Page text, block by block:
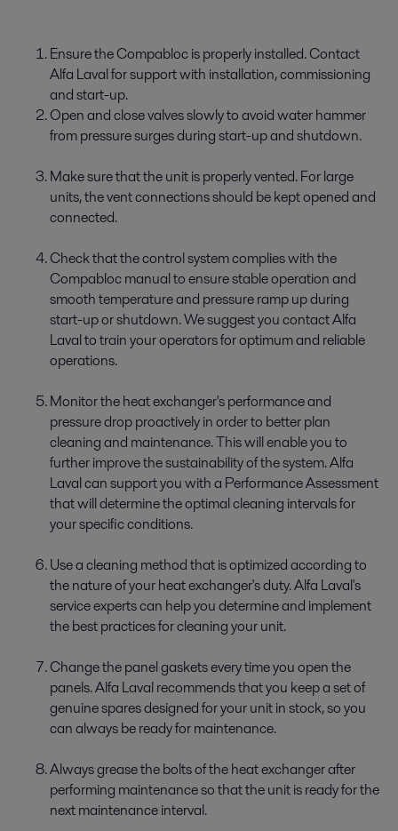
Ensure the Compabloc is properly installed. Contact
Alfa Laval for support with installation, commissioning
and start-up.
Open and close valves slowly to avoid water hammer
from pressure surges during start-up and shutdown.
Make sure that the unit is properly vented. For large
units, the vent connections should be kept opened and
connected.
Check that the control system complies with the
Compabloc manual to ensure stable operation and
smooth temperature and pressure ramp up during
start-up or shutdown. We suggest you contact Alfa
Laval to train your operators for optimum and reliable
operations.
Monitor the heat exchanger's performance and
pressure drop proactively in order to better plan
cleaning and maintenance. This will enable you to
further improve the sustainability of the system. Alfa
Laval can support you with a Performance Assessment
that will determine the optimal cleaning intervals for
your specific conditions.
Use a cleaning method that is optimized according to
the nature of your heat exchanger's duty. Alfa Laval's
service experts can help you determine and implement
the best practices for cleaning your unit.
Change the panel gaskets every time you open the
panels. Alfa Laval recommends that you keep a set of
genuine spares designed for your unit in stock, so you
can always be ready for maintenance.
Always grease the bolts of the heat exchanger after
performing maintenance so that the unit is ready for the
next maintenance interval.